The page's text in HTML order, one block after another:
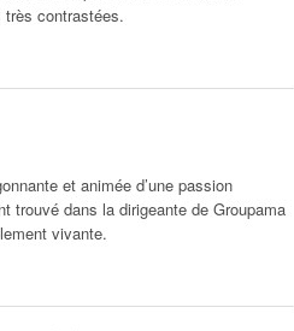
contrastées.
et animée d’une passion
trouvé dans la dirigeante de Groupama
vivante.